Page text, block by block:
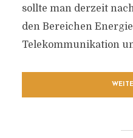
sollte man derzeit
den Bereichen
Telekommunikation